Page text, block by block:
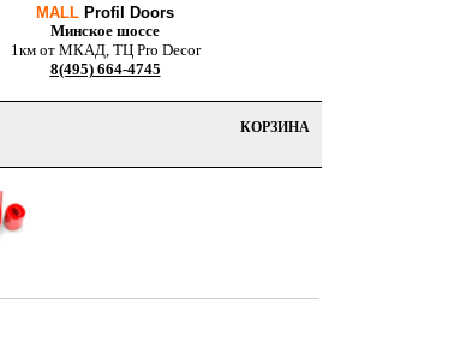
MALL Profil Doors
Минское шоссе
1км от МКАД, ТЦ Pro Decor
8(495) 664-4745
КОРЗИНА